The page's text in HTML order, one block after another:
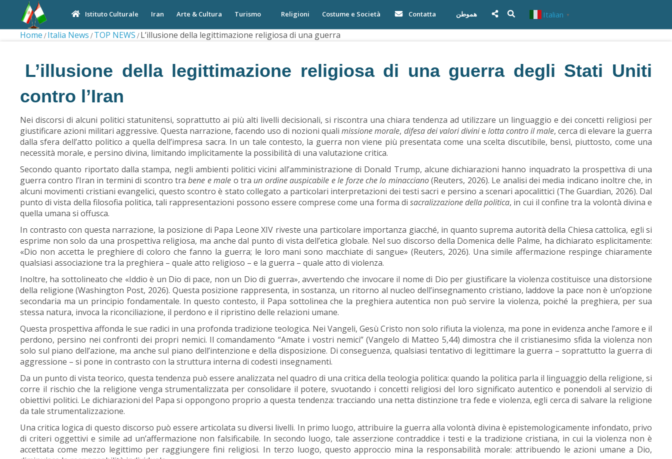
Istituto Culturale Iran Arte & Cultura Turismo Religioni Costume e Società Contatta هموطن Italian ▼
Home Italia News TOP NEWS L’illusione della legittimazione religiosa di una guerra
L’illusione della legittimazione religiosa di una guerra degli Stati Uniti
contro l’Iran
Nei discorsi di alcuni politici statunitensi, soprattutto ai più alti livelli decisionali, si riscontra una chiara tendenza ad utilizzare un linguaggio e dei concetti religiosi per
giustificare azioni militari aggressive. Questa narrazione, facendo uso di nozioni qualimissione morale, difesa dei valori divinie lotta contro il male, cerca di elevare la guerra
dalla sfera dell’atto politico a quella dell’impresa sacra. In un tale contesto, la guerra non viene più presentata come una scelta discutibile, bensì, piuttosto, come una
necessità morale, e persino divina, limitando implicitamente la possibilità di una valutazione critica.
Secondo quanto riportato dalla stampa, negli ambienti politici vicini all’amministrazione di Donald Trump, alcune dichiarazioni hanno inquadrato la prospettiva di una
guerra contro l’Iran in termini di scontro trabene e male o tra un ordine auspicabile e le forze che lo minacciano(Reuters, 2026). Le analisi dei media indicano inoltre che, in
alcuni movimenti cristiani evangelici, questo scontro è stato collegato a particolari interpretazioni dei testi sacri e persino a scenari apocalittici (The Guardian, 2026). Dal
punto di vista della filosofia politica, tali rappresentazioni possono essere comprese come una forma di sacralizzazione della politica, in cui il confine tra la volontà divina e
quella umana si offusca.
In contrasto con questa narrazione, la posizione di Papa Leone XIV riveste una particolare importanza giacché, in quanto suprema autorità della Chiesa cattolica, egli si
esprime non solo da una prospettiva religiosa, ma anche dal punto di vista dell’etica globale. Nel suo discorso della Domenica delle Palme, ha dichiarato esplicitamente:
«Dio non accetta le preghiere di coloro che fanno la guerra; le loro mani sono macchiate di sangue» (Reuters, 2026). Una simile affermazione respinge chiaramente
qualsiasi associazione tra la preghiera – quale atto religioso – e la guerra – quale atto di violenza.
Inoltre, ha sottolineato che «Iddio è un Dio di pace, non un Dio di guerra», avvertendo che invocare il nome di Dio per giustificare la violenza costituisce una distorsione
della religione (Washington Post, 2026). Questa posizione rappresenta, in sostanza, un ritorno al nucleo dell’insegnamento cristiano, laddove la pace non è un’opzione
secondaria ma un principio fondamentale. In questo contesto, il Papa sottolinea che la preghiera autentica non può servire la violenza, poiché la preghiera, per sua
stessa natura, invoca la riconciliazione, il perdono e il ripristino delle relazioni umane.
Questa prospettiva affonda le sue radici in una profonda tradizione teologica. Nei Vangeli, Gesù Cristo non solo rifiuta la violenza, ma pone in evidenza anche l’amore e il
perdono, persino nei confronti dei propri nemici. Il comandamento “Amate i vostri nemici” (Vangelo di Matteo 5,44) dimostra che il cristianesimo sfida la violenza non
solo sul piano dell’azione, ma anche sul piano dell’intenzione e della disposizione. Di conseguenza, qualsiasi tentativo di legittimare la guerra – soprattutto la guerra di
aggressione – si pone in contrasto con la struttura interna di codesti insegnamenti.
Da un punto di vista teorico, questa tendenza può essere analizzata nel quadro di una critica della teologia politica: quando la politica parla il linguaggio della religione, si
corre il rischio che la religione venga strumentalizzata per consolidare il potere, svuotando i concetti religiosi del loro significato autentico e ponendoli al servizio di
obiettivi politici. Le dichiarazioni del Papa si oppongono proprio a questa tendenza: tracciando una netta distinzione tra fede e violenza, egli cerca di salvare la religione
da tale strumentalizzazione.
Una critica logica di questo discorso può essere articolata su diversi livelli. In primo luogo, attribuire la guerra alla volontà divina è epistemologicamente infondato, privo
di criteri oggettivi e simile ad un’affermazione non falsificabile. In secondo luogo, tale asserzione contraddice i testi e la tradizione cristiana, in cui la violenza non è
accettata come mezzo legittimo per raggiungere fini religiosi. In terzo luogo, questo approccio mina la responsabilità morale: attribuendo le azioni umane a Dio,